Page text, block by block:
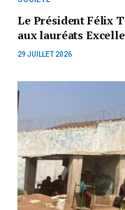
Le Président Félix
aux lauréats
29 JUILLET 2026